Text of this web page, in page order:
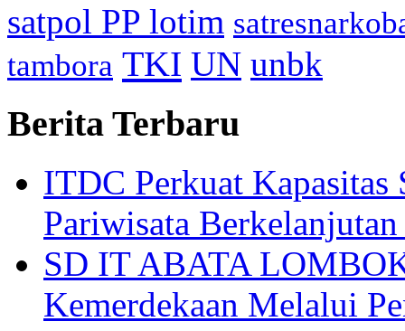
satpol PP lotim
tambora TKI UN unbk
Berita Terbaru
ITDC Perkuat
Pariwisata
SD IT ABATA
Kemerdekaan Melalui